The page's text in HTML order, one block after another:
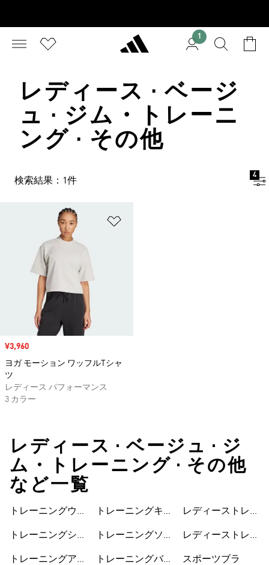
1
レディース · ベージ
ュ · ジム・トレーニ
ング · その他
検索結果：1件
4
セール価格
¥3,960
ヨガ モーション ワッフルTシャ
ツ
レディース パフォーマンス
3 カラー
レディース • ベージュ • ジ
ム・トレーニング • その他
など一覧
トレーニングウェ
トレーニングシュ
トレーニングアク
トレーニングキャ
トレーニングソッ
トレーニングバッ
レディーストレー
レディーストレー
スポーツブラ